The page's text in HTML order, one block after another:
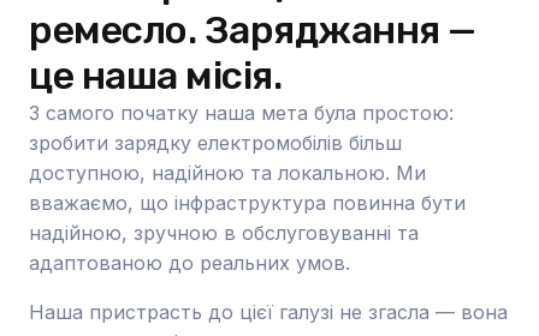
ремесло. Заряджання —
це наша місія.
З самого початку наша мета була простою:
зробити зарядку електромобілів більш
доступною, надійною та локальною. Ми
вважаємо, що інфраструктура повинна бути
надійною, зручною в обслуговуванні та
адаптованою до реальних умов.
Наша пристрасть до цієї галузі не згасла — вона